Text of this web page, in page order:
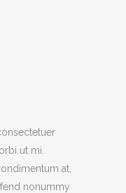
ut mi.
at,
nonummy